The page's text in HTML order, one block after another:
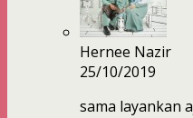
Hernee Nazir
25/10/2019
sama layankan